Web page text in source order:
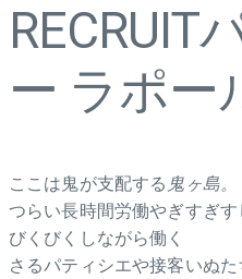
RECRUIT
ー ラポー
ここは鬼が支配する 鬼ヶ島。
つらい長時間労働やぎすぎ
びくびくしながら働く
さるパティシエや接客いぬた